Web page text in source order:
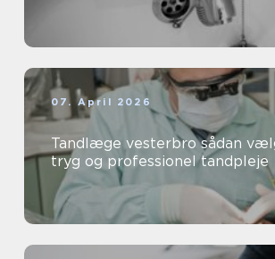
07. April 2026
Tandlæge vesterbro sådan vælger du
tryg og professionel tandpleje